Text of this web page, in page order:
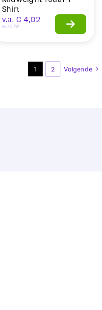
Shirt
v.a. € 4,02
Incl. BTW
1 2 Volgende